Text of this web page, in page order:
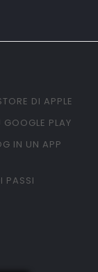
DI APPLE
PLAY
IN UN APP
PASSI